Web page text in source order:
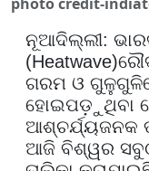
ନୂଆଦିଲ୍ଲୀ:
(Heatwave)
ଗରମ ଓ
ହୋଇପଡ଼ୁଥିବା
ଆଶ୍ଚର୍ଯ୍ୟଜନକ
ଆଜି ବିଶ୍ୱର